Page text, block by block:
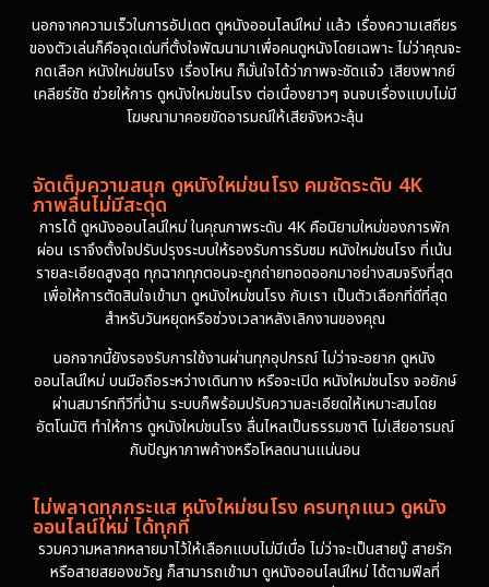
นอกจากความเร็วในการอัปเดต ดูหนังออนไลน์ใหม่ แล้ว เรื่องความเสถียร
ของตัวเล่นก็คือจุดเด่นที่ตั้งใจพัฒนามาเพื่อคนดูหนังโดยเฉพาะ ไม่ว่าคุณจะ
กดเลือก หนังใหม่ชนโรง เรื่องไหน ก็มั่นใจได้ว่าภาพจะชัดแจ๋ว เสียงพากย์
เคลียร์ชัด ช่วยให้การ ดูหนังใหม่ชนโรง ต่อเนื่องยาวๆ จนจบเรื่องแบบไม่มี
โฆษณามาคอยขัดอารมณ์ให้เสียจังหวะลุ้น
จัดเต็มความสนุก ดูหนังใหม่ชนโรง คมชัดระดับ 4K
ภาพลื่นไม่มีสะดุด
การได้ ดูหนังออนไลน์ใหม่ ในคุณภาพระดับ 4K คือนิยามใหม่ของการพัก
ผ่อน เราจึงตั้งใจปรับปรุงระบบให้รองรับการรับชม หนังใหม่ชนโรง ที่เน้น
รายละเอียดสูงสุด ทุกฉากทุกตอนจะถูกถ่ายทอดออกมาอย่างสมจริงที่สุด
เพื่อให้การตัดสินใจเข้ามา ดูหนังใหม่ชนโรง กับเรา เป็นตัวเลือกที่ดีที่สุด
สำหรับวันหยุดหรือช่วงเวลาหลังเลิกงานของคุณ
นอกจากนี้ยังรองรับการใช้งานผ่านทุกอุปกรณ์ ไม่ว่าจะอยาก ดูหนัง
ออนไลน์ใหม่ บนมือถือระหว่างเดินทาง หรือจะเปิด หนังใหม่ชนโรง จอยักษ์
ผ่านสมาร์ททีวีที่บ้าน ระบบก็พร้อมปรับความละเอียดให้เหมาะสมโดย
อัตโนมัติ ทำให้การ ดูหนังใหม่ชนโรง ลื่นไหลเป็นธรรมชาติ ไม่เสียอารมณ์
กับปัญหาภาพค้างหรือโหลดนานแน่นอน
ไม่พลาดทุกกระแส หนังใหม่ชนโรง ครบทุกแนว ดูหนัง
ออนไลน์ใหม่ ได้ทุกที่
รวมความหลากหลายมาไว้ให้เลือกแบบไม่มีเบื่อ ไม่ว่าจะเป็นสายบู๊ สายรัก
หรือสายสยองขวัญ ก็สามารถเข้ามา ดูหนังออนไลน์ใหม่ ได้ตามฟีลที่